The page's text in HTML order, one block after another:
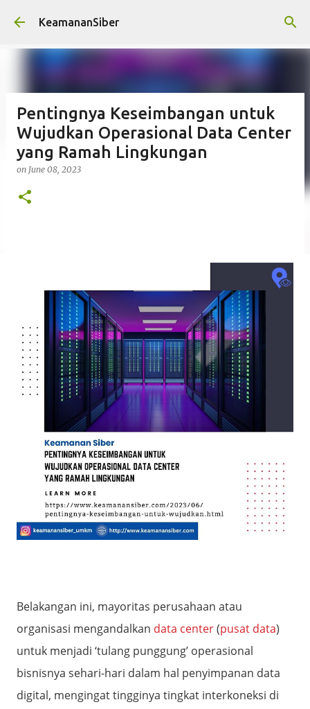
Skip to main content
KeamananSiber
Pentingnya Keseimbangan untuk
Wujudkan Operasional Data Center
yang Ramah Lingkungan
on June 08, 2023
Belakangan ini, mayoritas perusahaan atau
organisasi mengandalkan data center(pusat data)
untuk menjadi ‘tulang punggung’ operasional
bisnisnya sehari-hari dalam hal penyimpanan data
digital, mengingat tingginya tingkat interkoneksi di